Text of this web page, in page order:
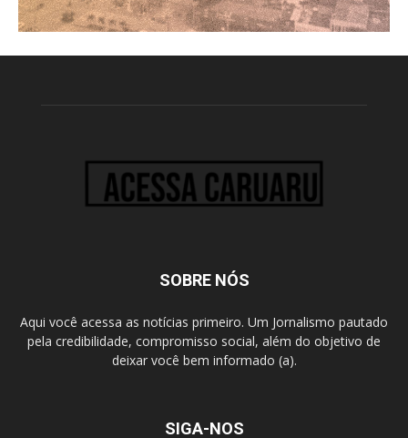
SOBRE NÓS
Aqui você acessa as notícias primeiro. Um Jornalismo pautado
pela credibilidade, compromisso social, além do objetivo de
deixar você bem informado (a).
SIGA-NOS